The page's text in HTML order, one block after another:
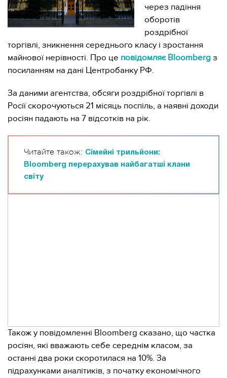
через падіння
оборотів
роздрібної
торгівлі, зникнення середнього класу і зростання
майнової нерівності. Про це повідомляє Bloomberg з
посиланням на дані Центробанку РФ.
За даними агентства, обсяги роздрібної торгівлі в
Росії скорочуються 21 місяць поспіль, а наявні доходи
росіян падають на 7 відсотків на рік.
Читайте також: Сімейні трильйони:
Bloomberg перерахував найбагатші клани
світу
Також у повідомленні Bloomberg сказано, що частка
росіян, які вважають себе середнім класом, за
останні два роки скоротилася на 10%. За
підрахунками аналітиків, з початку економічного